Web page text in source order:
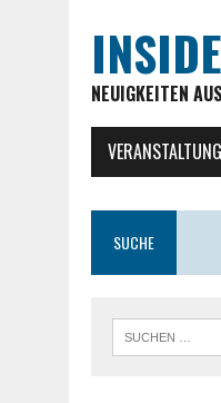
NEUIGKEITEN
SUCHE